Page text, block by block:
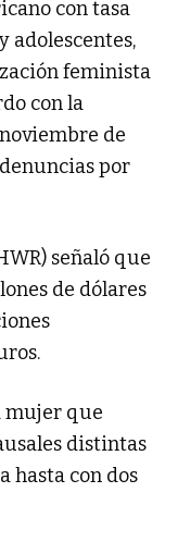
con tasa
adolescentes,
feminista
con la
de
por
señaló que
de dólares
mujer que
distintas
hasta con dos